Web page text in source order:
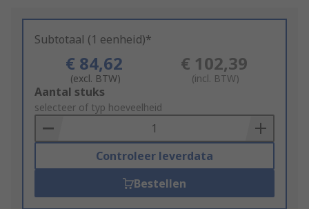
Subtotaal (1 eenheid)*
€ 84,62
(excl. BTW)
€ 102,39
(incl. BTW)
Add
to
Basket
Aantal stuks
selecteer of typ hoeveelheid
Controleer leverdata
Bestellen